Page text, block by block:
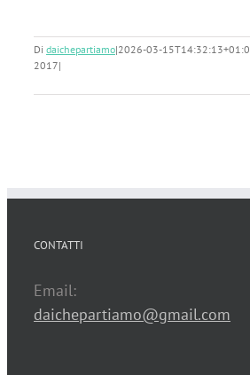
Di daichepartiamo|2026-03-
2017|
CONTATTI
Email:
daichepartiamo@gmail.com